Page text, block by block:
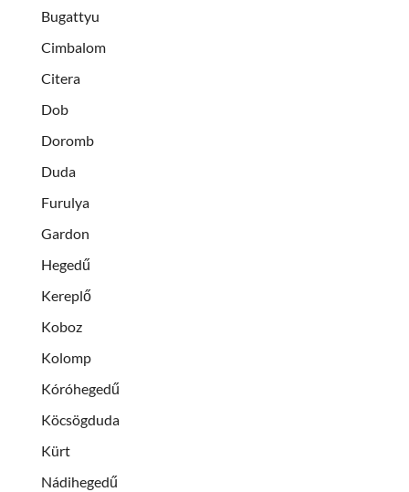
Bugattyu
Cimbalom
Citera
Dob
Doromb
Duda
Furulya
Gardon
Hegedű
Kereplő
Koboz
Kolomp
Kóróhegedű
Köcsögduda
Kürt
Nádihegedű